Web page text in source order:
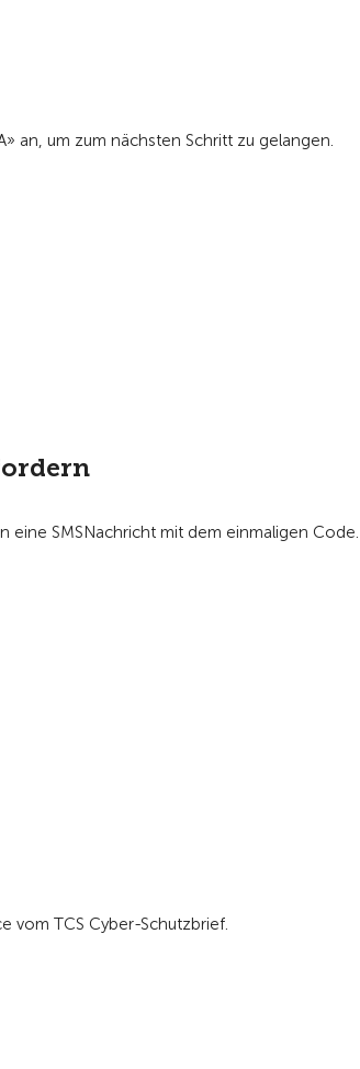
an, um zum nächsten Schritt zu gelangen.
eine SMS­Nachricht mit dem einmaligen Code.
vom TCS Cyber-Schutzbrief.